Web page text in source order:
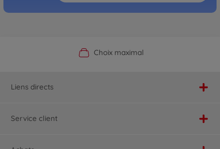
Boutique officielle du fabricant
Choix maximal
Service personnalisé
Livraison rapide
Liens directs
Service client